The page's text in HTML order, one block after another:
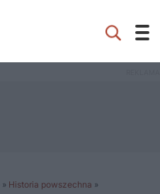
» Historia powszechna »